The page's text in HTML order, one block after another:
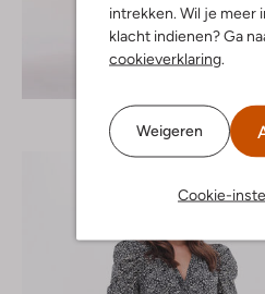
intrekken. Wil je meer
klacht indienen? Ga
cookieverklaring
Weigeren
Cookie-